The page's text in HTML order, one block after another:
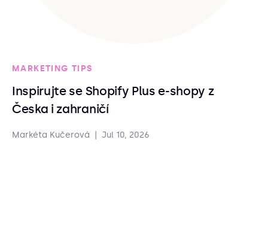
MARKETING TIPS
Inspirujte se Shopify Plus e-shopy z
Česka i zahraničí
Markéta Kučerová Jul 10, 2026